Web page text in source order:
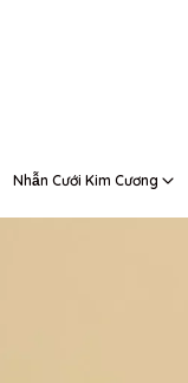
Nhẫn Cưới Kim Cương